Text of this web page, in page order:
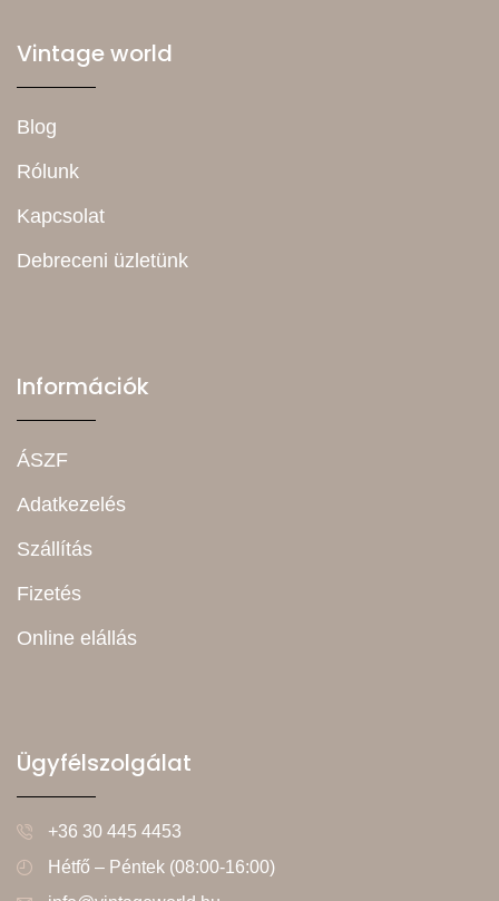
Vintage world
Blog
Rólunk
Kapcsolat
Debreceni üzletünk
Információk
ÁSZF
Adatkezelés
Szállítás
Fizetés
Online elállás
Ügyfélszolgálat
+36 30 445 4453
Hétfő – Péntek (08:00-16:00)